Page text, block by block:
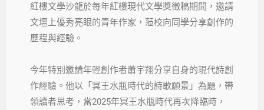
紅樓文學沙龍於每年紅樓現代文學獎徵稿期間，邀請
文壇上優秀亮眼的青年作家，蒞校向同學分享創作的
歷程與經驗。
今年特別邀請年輕創作者蕭宇翔分享自身的現代詩創
作經驗。他以「冥王水瓶時代的詩歌願景」為題，帶
領讀者思考，當2025年冥王水瓶時代再次降臨時，